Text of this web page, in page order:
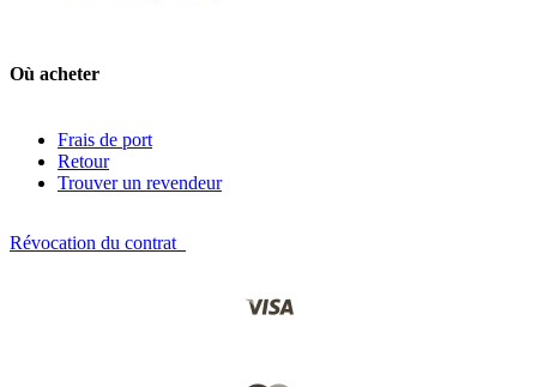
Où acheter
Frais de port
Retour
Trouver un revendeur
Révocation du contrat